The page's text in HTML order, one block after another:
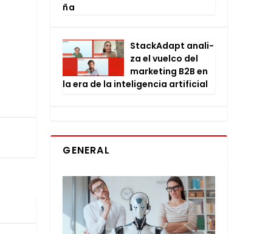
ña
Stac­kA­dapt ana­li­
za el vuel­co del
mar­ke­ting B2B en
la era de la inte­li­gen­cia arti­fi­cial
GENERAL